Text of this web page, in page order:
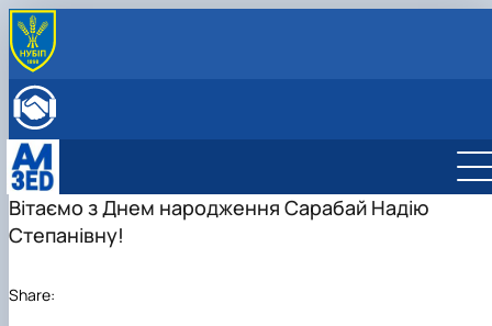
Project DAAD
DigiAgrar_UA
AgriWork_UA
International business management
Management
Master's degree
Administrative management
Вітаємо з Днем народження Сарабай Надію
Степанівну!
Share: